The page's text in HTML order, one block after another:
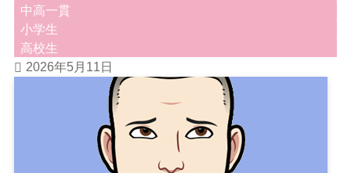
中高一貫
小学生
高校生
2026年5月11日